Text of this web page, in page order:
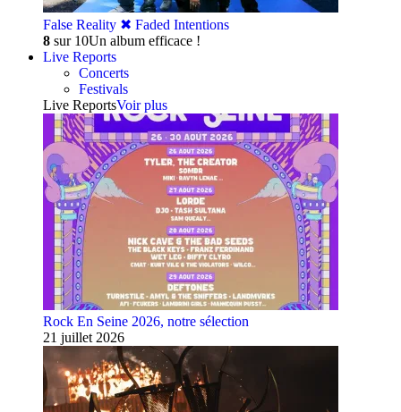
False Reality ✖︎ Faded Intentions
8 sur 10Un album efficace !
Live Reports
Concerts
Festivals
Live ReportsVoir plus
Rock En Seine 2026, notre sélection
21 juillet 2026